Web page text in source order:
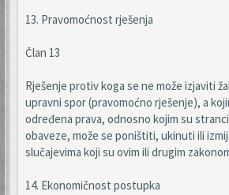
13. Pravomoćnost rješenja
Član 13
Rješenje protiv koga se ne može izjaviti
upravni spor (pravomoćno rješenje), a
određena prava, odnosno kojim su
obaveze, može se poništiti, ukinuti ili
slučajevima koji su ovim ili drugim
14. Ekonomičnost postupka